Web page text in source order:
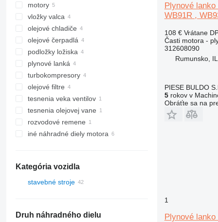
motory
vložky valca
olejové chladiče
olejové čerpadlá
podložky ložiska
plynové lanká
turbokompresory
olejové filtre
tesnenia veka ventilov
tesnenia olejovej vane
rozvodové remene
iné náhradné diely motora
Kategória vozidla
stavebné stroje
rýpadlá-nakladače
kolesové nakladače
Druh náhradného dielu
Plynové
WB91R ,
108 € Vrátane
Časti motora -
312608090
Rumunsko,
PIESE BULDO
5rokov v
Obráťte sa na
1
Plynové